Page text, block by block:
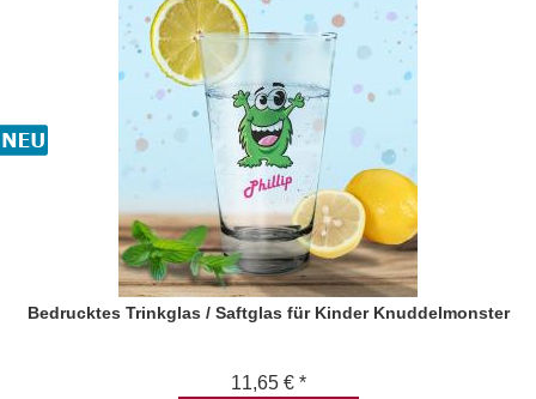
Bedrucktes Trinkglas / Saftglas für Kinder Knuddelmonster
11,65 € *